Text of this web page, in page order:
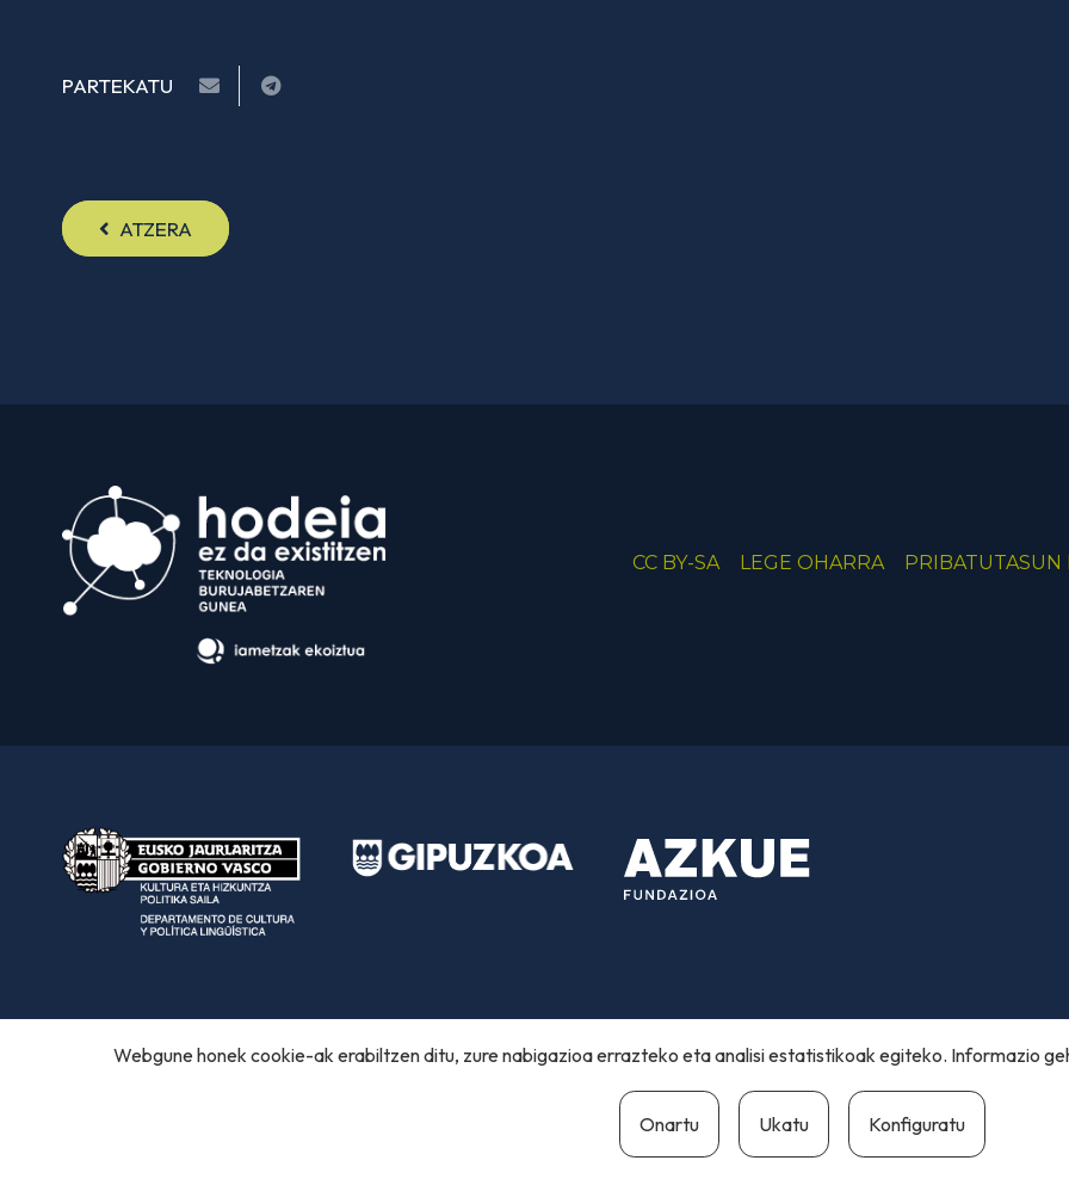
PARTEKATU
ATZERA
CC BY-SA LEGE OHARRA
Webgune honek cookie-ak erabiltzen ditu, zure nabigazioa errazteko eta analisi estatistikoak egiteko. Informazio
Onartu Ukatu Konfiguratu